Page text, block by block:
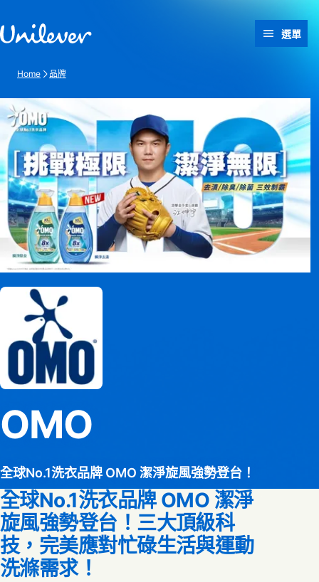
選單
Home 品牌
OMO
全球No.1洗衣品牌 OMO 潔淨旋風強勢登台！
全球No.1洗衣品牌 OMO 潔淨
旋風強勢登台！三大頂級科
技，完美應對忙碌生活與運動
洗滌需求！